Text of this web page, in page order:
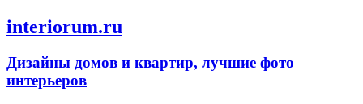
interiorum.ru
Дизайны домов и квартир, лучшие фото
интерьеров